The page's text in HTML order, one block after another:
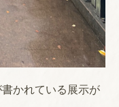
かれている展示が